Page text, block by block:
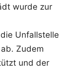
wurde zur
Unfallstelle
Zudem
und der